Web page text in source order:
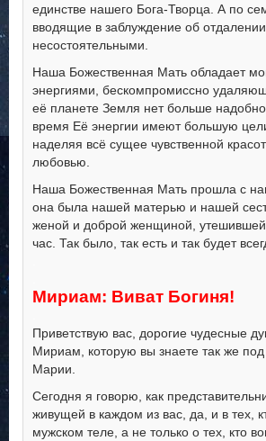
единстве нашего Бога-Творца. А по
вводящие в заблуждение об
несостоятельными.
Наша Божественная Мать обладает
энергиями, бескомпромиссно
её планете Земля нет больше
время Её энергии имеют большую
наделяя всё сущее чувственной
любовью.
Наша Божественная Мать прошла с
она была нашей матерью и нашей
женой и доброй женщиной, утешившей
час. Так было, так есть и так будет
Мириам: Виват Богиня!
Приветствую вас, дорогие чудесные
Мириам, которую вы знаете так же
Марии.
Сегодня я говорю, как
живущей в каждом из вас, да, и в тех,
мужском теле, а не только о тех, кто